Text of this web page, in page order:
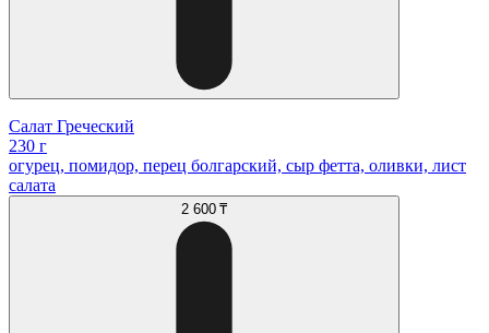
Салат Греческий
230 г
огурец, помидор, перец болгарский, сыр фетта, оливки, лист
салата
2 600 ₸